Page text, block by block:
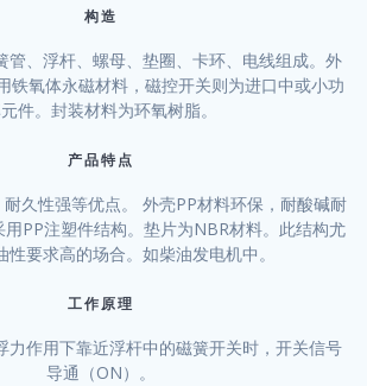
构造
管、浮杆、螺母、垫圈、卡环、电线组成。外
铁氧体永磁材料，磁控开关则为进口中或小功
件。封装材料为环氧树脂。
产品特点
久性强等优点。 外壳PP材料环保，耐酸碱耐
PP注塑件结构。垫片为NBR材料。此结构尤
性要求高的场合。如柴油发电机中。
工作原理
力作用下靠近浮杆中的磁簧开关时，开关信号
导通（ON）。